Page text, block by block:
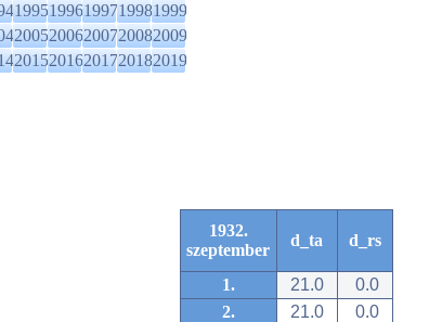
19951996199719981999
20052006200720082009
20152016201720182019
1932.
szeptember
d_ta d_rs
1. 21.0
0.0
2.
21.0
0.0